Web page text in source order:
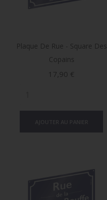
Plaque De Rue - Square Des
Copains
Prix
17,90 €